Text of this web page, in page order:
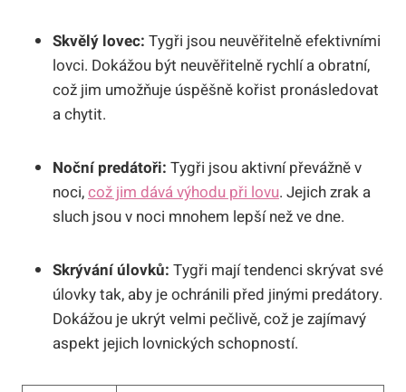
Skvělý lovec: Tygři jsou neuvěřitelně efektivními
lovci. Dokážou být neuvěřitelně rychlí a obratní,
což jim umožňuje úspěšně kořist pronásledovat
a chytit.
Noční predátoři: Tygři jsou aktivní převážně v
noci,což jim dává výhodu při lovu. Jejich zrak a
sluch jsou v noci mnohem lepší než ve dne.
Skrývání úlovků: Tygři mají tendenci skrývat své
úlovky tak, aby je ochránili před jinými predátory.
Dokážou je ukrýt velmi pečlivě, což je zajímavý
aspekt jejich lovnických schopností.